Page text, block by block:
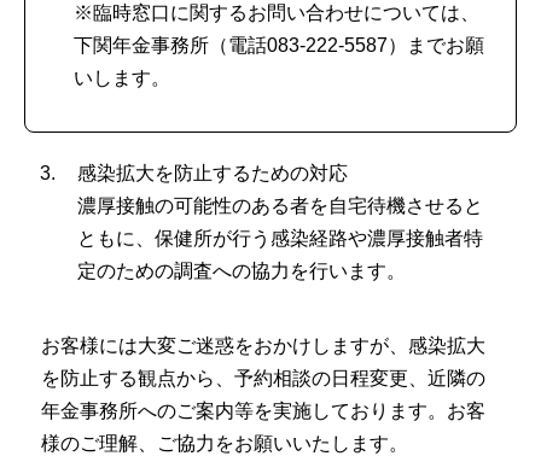
※臨時窓口に関するお問い合わせについては、
下関年金事務所（電話083-222-5587）までお願
いします。
感染拡大を防止するための対応
濃厚接触の可能性のある者を自宅待機させると
ともに、保健所が行う感染経路や濃厚接触者特
定のための調査への協力を行います。
お客様には大変ご迷惑をおかけしますが、感染拡大
を防止する観点から、予約相談の日程変更、近隣の
年金事務所へのご案内等を実施しております。お客
様のご理解、ご協力をお願いいたします。